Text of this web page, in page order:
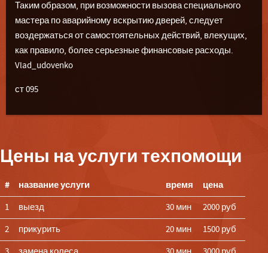
Таким образом, при возможности вызова специального
мастера по аварийному вскрытию дверей, следует
воздержаться от самостоятельных действий, влекущих,
как правило, более серьезные финансовые расходы.
Vlad_udovenko
ст 095
Цены на услуги техпомощи
# название услуги время цена
1 выезд 30 мин 2000 руб
2 прикурить 20 мин 1500 руб